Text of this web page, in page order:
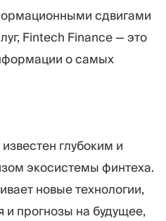
сдвигами
Fintech Finance — это
о самых
глубоким и
экосистемы финтеха.
новые технологии,
и прогнозы на будущее,